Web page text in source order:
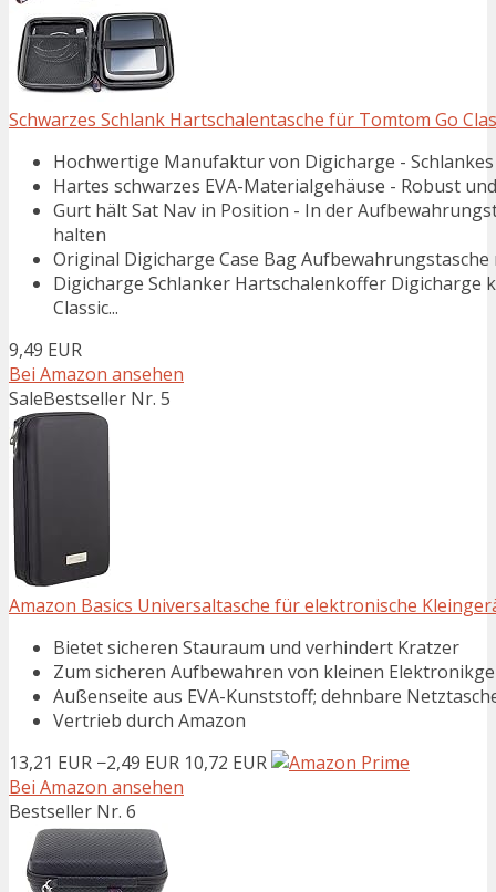
Schwarzes Schlank Hartschalentasche für Tomtom Go
Hochwertige Manufaktur von Digicharge -
Hartes schwarzes EVA-Materialgehäuse - Robust
Gurt hält Sat Nav in Position - In der
halten
Original Digicharge Case Bag
Digicharge Schlanker Hartschalenkoffer Digicharge
Classic...
9,49 EUR
Bei Amazon ansehen
SaleBestseller Nr. 5
Amazon Basics Universaltasche für elektronische
Bietet sicheren Stauraum und verhindert Kratzer
Zum sicheren Aufbewahren von kleinen
Außenseite aus EVA-Kunststoff; dehnbare
Vertrieb durch Amazon
13,21 EUR −2,49 EUR 10,72 EUR
Bei Amazon ansehen
Bestseller Nr. 6